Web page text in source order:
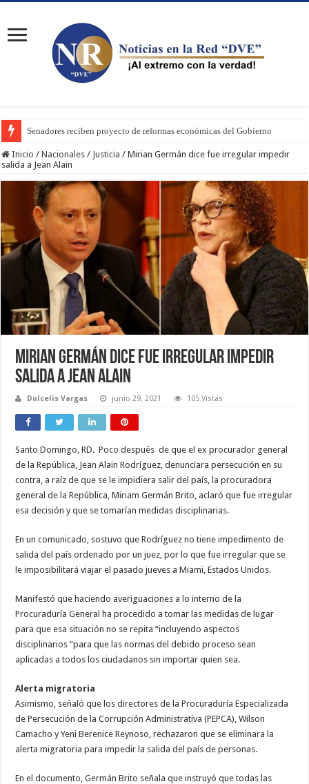
Senadores reciben proyecto de reformas económicas del Gobierno
Inicio / Nacionales / Justicia / Mirian Germán dice fue irregular impedir
salida a Jean Alain
Mirian Germán dice fue irregular impedir
salida a Jean Alain
Dulcelis Vargas junio 29, 2021 105 Vistas
Santo Domingo, RD. Poco después de que el ex procurador general
de la República, Jean Alain Rodríguez, denunciara persecución en su
contra, a raíz de que se le impidiera salir del país, la procuradora
general de la República, Miriam Germán Brito, aclaró que fue irregular
esa decisión y que se tomarían medidas disciplinarias.
En un comunicado, sostuvo que Rodríguez no tiene impedimento de
salida del país ordenado por un juez, por lo que fue irregular que se
le imposibilitará viajar el pasado jueves a Miami, Estados Unidos.
Manifestó que haciendo averiguaciones a lo interno de la
Procuraduría General ha procedido a tomar las medidas de lugar
para que esa situación no se repita “incluyendo aspectos
disciplinarios “para que las normas del debido proceso sean
aplicadas a todos los ciudadanos sin importar quien sea.
Alerta migratoria
Asimismo, señaló que los directores de la Procuraduría Especializada
de Persecución de la Corrupción Administrativa (PEPCA), Wilson
Camacho y Yeni Berenice Reynoso, rechazaron que se eliminara la
alerta migratoria para impedir la salida del país de personas.
En el documento, Germán Brito señala que instruyó que todas las